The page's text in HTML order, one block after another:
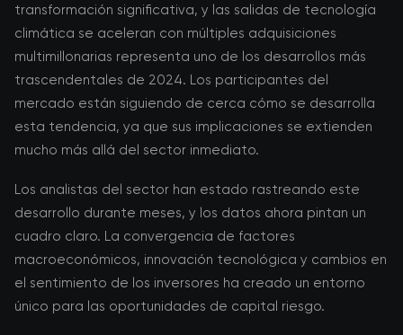
transformación significativa, y las salidas de tecnología
climática se aceleran con múltiples adquisiciones
multimillonarias representa uno de los desarrollos más
trascendentales de 2024. Los participantes del
mercado están siguiendo de cerca cómo se desarrolla
esta tendencia, ya que sus implicaciones se extienden
mucho más allá del sector inmediato.
Los analistas del sector han estado rastreando este
desarrollo durante meses, y los datos ahora pintan un
cuadro claro. La convergencia de factores
macroeconómicos, innovación tecnológica y cambios en
el sentimiento de los inversores ha creado un entorno
único para las oportunidades de capital riesgo.